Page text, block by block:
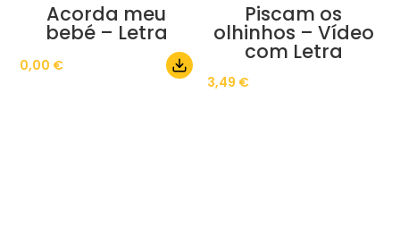
Acorda meu
bebé – Letra
0,00 €
Piscam os
olhinhos – Vídeo
com Letra
3,49 €